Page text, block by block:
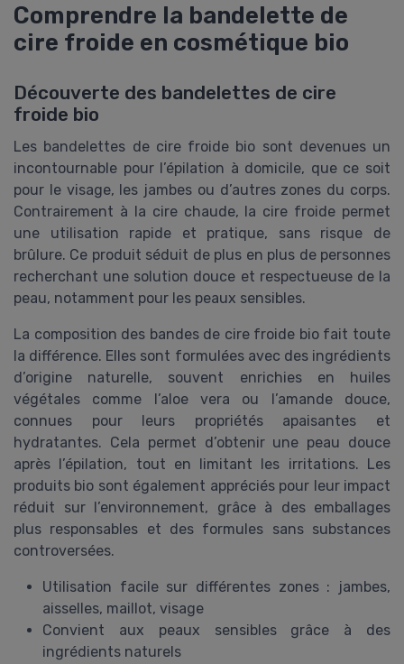
Comprendre la bandelette de
cire froide en cosmétique bio
Découverte des bandelettes de cire
froide bio
Les bandelettes de cire froide bio sont devenues un
incontournable pour l’épilation à domicile, que ce soit
pour le visage, les jambes ou d’autres zones du corps.
Contrairement à la cire chaude, la cire froide permet
une utilisation rapide et pratique, sans risque de
brûlure. Ce produit séduit de plus en plus de personnes
recherchant une solution douce et respectueuse de la
peau, notamment pour les peaux sensibles.
La composition des bandes de cire froide bio fait toute
la différence. Elles sont formulées avec des ingrédients
d’origine naturelle, souvent enrichies en huiles
végétales comme l’aloe vera ou l’amande douce,
connues pour leurs propriétés apaisantes et
hydratantes. Cela permet d’obtenir une peau douce
après l’épilation, tout en limitant les irritations. Les
produits bio sont également appréciés pour leur impact
réduit sur l’environnement, grâce à des emballages
plus responsables et des formules sans substances
controversées.
Utilisation facile sur différentes zones : jambes,
aisselles, maillot, visage
Convient aux peaux sensibles grâce à des
ingrédients naturels